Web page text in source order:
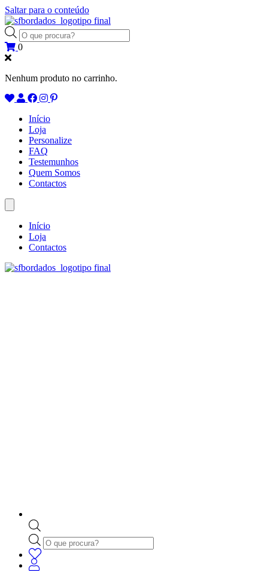
Saltar para o conteúdo
Products
search
0
Nenhum produto no carrinho.
Início
Loja
Personalize
FAQ
Testemunhos
Quem Somos
Contactos
Início
Loja
Contactos
Products
search